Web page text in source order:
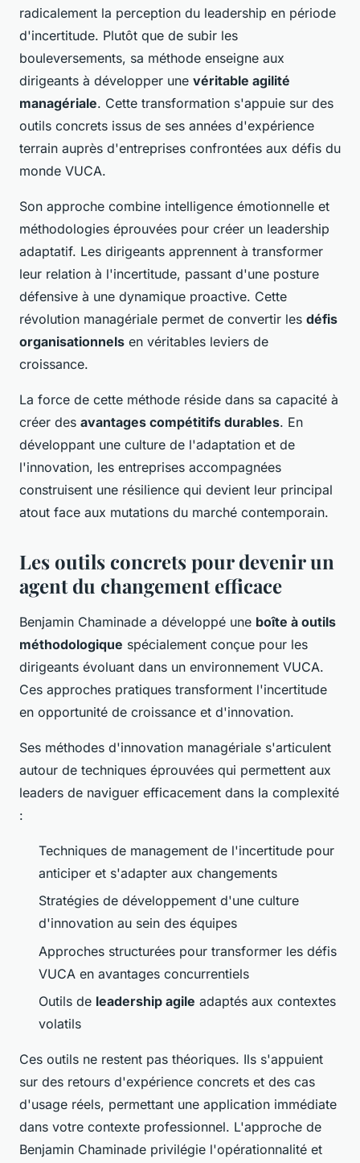
radicalement la perception du leadership en période
d'incertitude. Plutôt que de subir les
bouleversements, sa méthode enseigne aux
dirigeants à développer une véritable agilité
managériale. Cette transformation s'appuie sur des
outils concrets issus de ses années d'expérience
terrain auprès d'entreprises confrontées aux défis du
monde VUCA.
Son approche combine intelligence émotionnelle et
méthodologies éprouvées pour créer un leadership
adaptatif. Les dirigeants apprennent à transformer
leur relation à l'incertitude, passant d'une posture
défensive à une dynamique proactive. Cette
révolution managériale permet de convertir les défis
organisationnels en véritables leviers de
croissance.
La force de cette méthode réside dans sa capacité à
créer des avantages compétitifs durables. En
développant une culture de l'adaptation et de
l'innovation, les entreprises accompagnées
construisent une résilience qui devient leur principal
atout face aux mutations du marché contemporain.
Les outils concrets pour devenir un
agent du changement efficace
Benjamin Chaminade a développé une boîte à outils
méthodologique spécialement conçue pour les
dirigeants évoluant dans un environnement VUCA.
Ces approches pratiques transforment l'incertitude
en opportunité de croissance et d'innovation.
Ses méthodes d'innovation managériale s'articulent
autour de techniques éprouvées qui permettent aux
leaders de naviguer efficacement dans la complexité
:
Techniques de management de l'incertitude pour
anticiper et s'adapter aux changements
Stratégies de développement d'une culture
d'innovation au sein des équipes
Approches structurées pour transformer les défis
VUCA en avantages concurrentiels
Outils de leadership agile adaptés aux contextes
volatils
Ces outils ne restent pas théoriques. Ils s'appuient
sur des retours d'expérience concrets et des cas
d'usage réels, permettant une application immédiate
dans votre contexte professionnel. L'approche de
Benjamin Chaminade privilégie l'opérationnalité et